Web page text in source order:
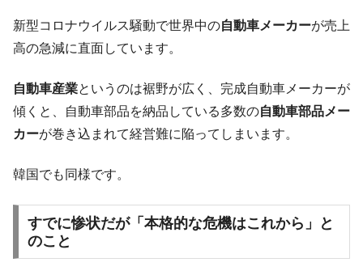
韓国「ここは北朝鮮なのか。選管がサーバ
ーにウソのデータを入力したのは明白だ」
『Money1』
韓国は「中国と同じく」投資に不適格な国
だ。
す」⇒「金を経由するドル入手」手段ではないのか？
ル」まで拡大 ⇒ 海外資金の動きに強く左右される状態
『Money1』
い「50.5％」に上昇
新型コロナウイルス騒動で世界中の自動車メーカーが売上
高の急減に直面しています。
自動車産業というのは裾野が広く、完成自動車メーカーが
傾くと、自動車部品を納品している多数の自動車部品メー
カーが巻き込まれて経営難に陥ってしまいます。
韓国でも同様です。
すでに惨状だが「本格的な危機はこれから」と
のこと